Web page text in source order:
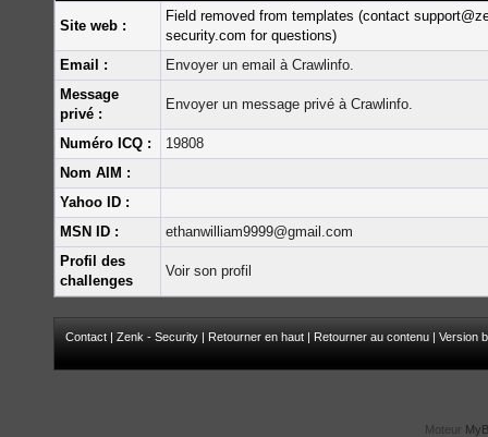
Site web :
Field removed from templates (contact
security.com for questions)
Email :
Envoyer un email à Crawlinfo.
Message
privé :
Envoyer un message privé à Crawlinfo.
Numéro ICQ :
19808
Nom AIM :
Yahoo ID :
MSN ID :
ethanwilliam9999@gmail.com
Profil des
challenges
Voir son profil
Contact | Zenk - Security | Retourner en haut | Retourner au contenu | Version
Moteur